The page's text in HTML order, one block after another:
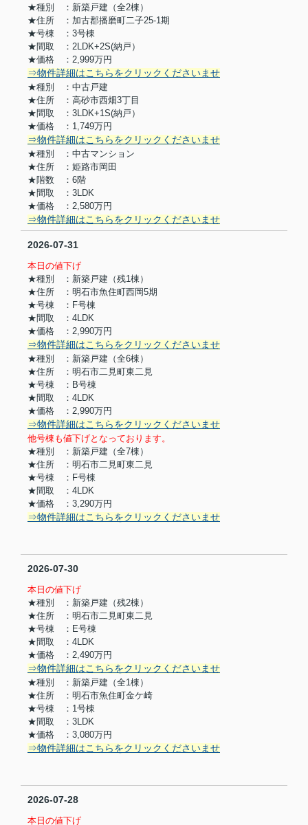
★種別 ：新築戸建（全2棟）
★住所 ：加古郡播磨町二子25-1期
★号棟 ：3号棟
★間取 ：2LDK+2S(納戸）
★価格 ：2,999万円
⇒物件詳細はこちらをクリックくださいませ
★種別 ：中古戸建
★住所 ：高砂市西畑3丁目
★間取 ：3LDK+1S(納戸）
★価格 ：1,749万円
⇒物件詳細はこちらをクリックくださいませ
★種別 ：中古マンション
★住所 ：姫路市岡田
★階数 ：6階
★間取 ：3LDK
★価格 ：2,580万円
⇒物件詳細はこちらをクリックくださいませ
2026-07-31
本日の値下げ
★種別 ：新築戸建（残1棟）
★住所 ：明石市魚住町西岡5期
★号棟 ：F号棟
★間取 ：4LDK
★価格 ：2,990万円
⇒物件詳細はこちらをクリックくださいませ
★種別 ：新築戸建（全6棟）
★住所 ：明石市二見町東二見
★号棟 ：B号棟
★間取 ：4LDK
★価格 ：2,990万円
⇒物件詳細はこちらをクリックくださいませ
他号棟も値下げとなっております。
★種別 ：新築戸建（全7棟）
★住所 ：明石市二見町東二見
★号棟 ：F号棟
★間取 ：4LDK
★価格 ：3,290万円
⇒物件詳細はこちらをクリックくださいませ
2026-07-30
本日の値下げ
★種別 ：新築戸建（残2棟）
★住所 ：明石市二見町東二見
★号棟 ：E号棟
★間取 ：4LDK
★価格 ：2,490万円
⇒物件詳細はこちらをクリックくださいませ
★種別 ：新築戸建（全1棟）
★住所 ：明石市魚住町金ケ崎
★号棟 ：1号棟
★間取 ：3LDK
★価格 ：3,080万円
⇒物件詳細はこちらをクリックくださいませ
2026-07-28
本日の値下げ